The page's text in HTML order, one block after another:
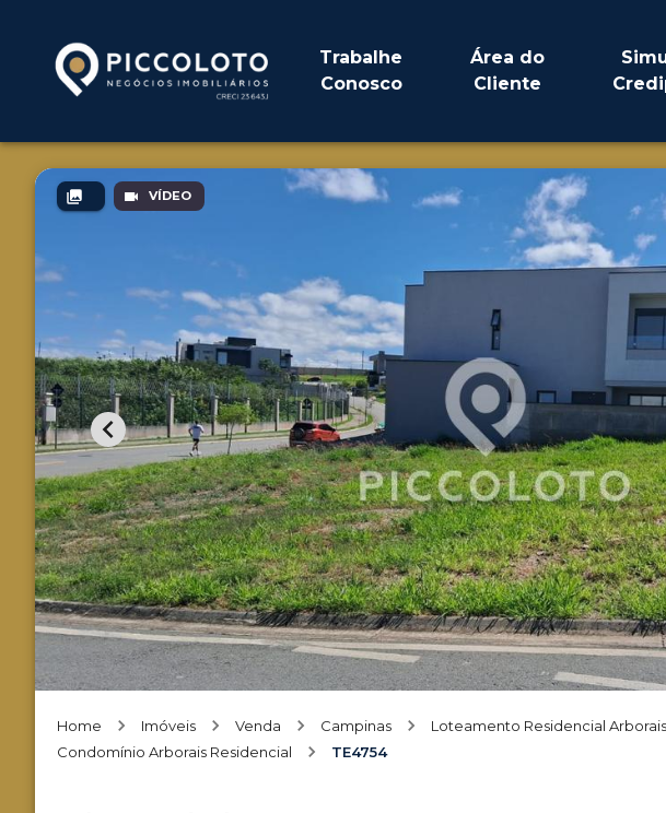
Trabalhe
Conosco
Área do
Cliente
VÍDEO
Home Imóveis Venda Campinas
Loteamento Residencial Arborais
Condomínio Arborais Residencial
TE4754